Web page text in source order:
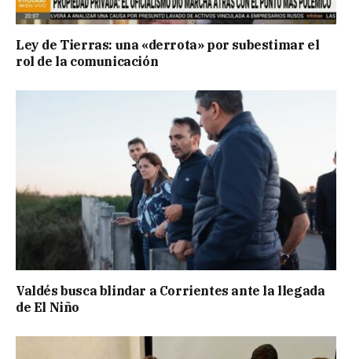
Ley de Tierras: una «derrota» por subestimar el
rol de la comunicación
Valdés busca blindar a Corrientes ante la llegada
de El Niño